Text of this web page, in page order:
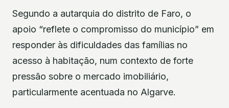
Segundo a autarquia do distrito de Faro, o
apoio “reflete o compromisso do município” em
responder às dificuldades das famílias no
acesso à habitação, num contexto de forte
pressão sobre o mercado imobiliário,
particularmente acentuada no Algarve.